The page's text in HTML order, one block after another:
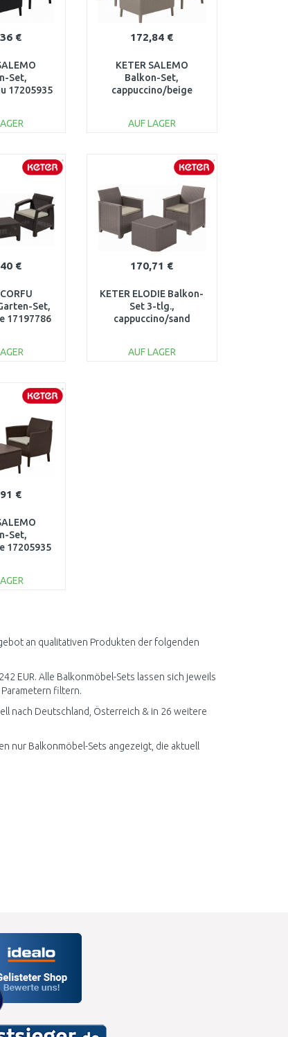
€
Set,
17205935
172,84 €
KETER SALEMO
Balkon-Set,
cappuccino/beige
AUF LAGER
WARENKORB
€
Set,
17197786
170,71 €
KETER ELODIE Balkon-
Set 3-tlg.,
cappuccino/sand
AUF LAGER
€
Set,
17205935
an qualitativen Produkten der folgenden
EUR. Alle Balkonmöbel-Sets lassen sich jeweils
filtern.
nach Deutschland, Österreich & in 26 weitere
nur Balkonmöbel-Sets angezeigt, die aktuell